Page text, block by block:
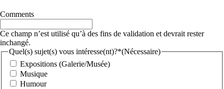
Comments
Ce champ n’est utilisé qu’à des fins de validation et devrait rester
inchangé.
Quel(s) sujet(s) vous intéresse(nt)?*(Nécessaire)
Expositions (Galerie/Musée)
Musique
Humour